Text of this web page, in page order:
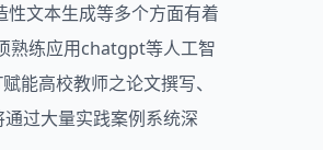
文本生成等多个方面有着
熟练应用chatgpt等人工智
能高校教师之论文撰写、
过大量实践案例系统深